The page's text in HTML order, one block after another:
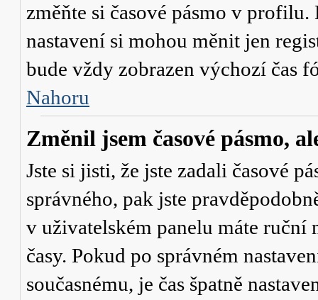
změňte si časové pásmo v profilu.
nastavení si mohou měnit jen
bude vždy zobrazen výchozí čas
Nahoru
Změnil jsem časové pásmo,
Jste si jisti, že jste zadali časové
správného, pak jste
v uživatelském panelu máte ruční
časy. Pokud po správném
současnému, je čas špatně